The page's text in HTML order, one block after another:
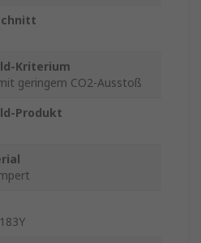
Kriterium
geringem CO2-Ausstoß
Produkt